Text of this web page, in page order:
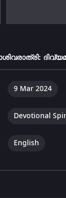
9 Mar 2024
Devotional
English